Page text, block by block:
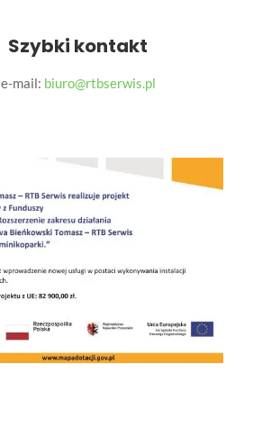
Szybki kontakt
e-mail: biuro@rtbserwis.pl